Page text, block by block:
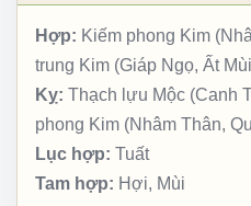
Hợp: Kiếm phong Kim
trung Kim (Giáp Ngọ, Ất
Kỵ: Thạch lựu Mộc (Canh
phong Kim (Nhâm Thân,
Lục hợp: Tuất
Tam hợp: Hợi, Mùi